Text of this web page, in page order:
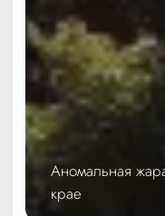
Аномальная
крае